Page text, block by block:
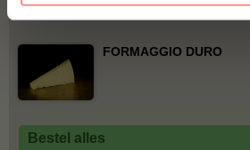
FORMAGGIO DURO
Bestel alles